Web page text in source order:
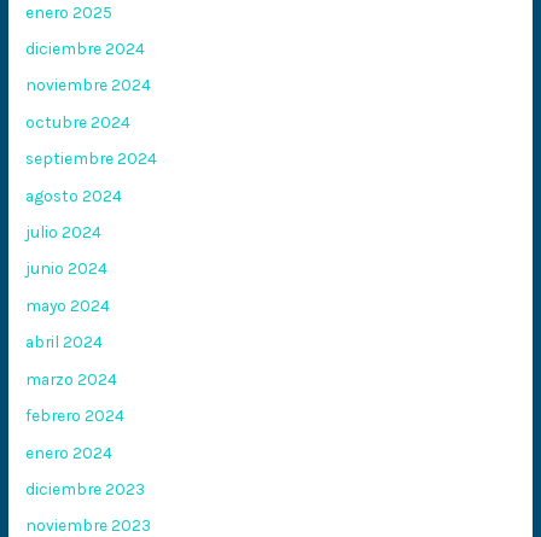
enero 2025
diciembre 2024
noviembre 2024
octubre 2024
septiembre 2024
agosto 2024
julio 2024
junio 2024
mayo 2024
abril 2024
marzo 2024
febrero 2024
enero 2024
diciembre 2023
noviembre 2023